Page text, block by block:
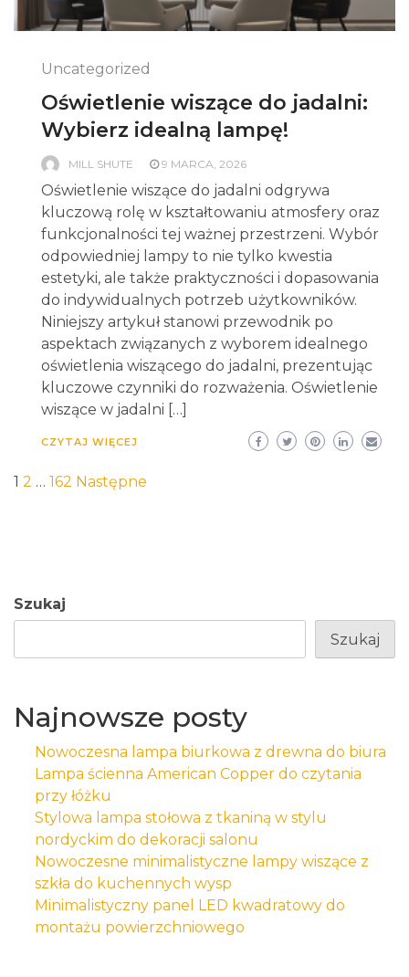
Uncategorized
Oświetlenie wiszące do jadalni:
Wybierz idealną lampę!
MILL SHUTE 9 MARCA, 2026
Oświetlenie wiszące do jadalni odgrywa
kluczową rolę w kształtowaniu atmosfery oraz
funkcjonalności tej ważnej przestrzeni. Wybór
odpowiedniej lampy to nie tylko kwestia
estetyki, ale także praktyczności i dopasowania
do indywidualnych potrzeb użytkowników.
Niniejszy artykuł stanowi przewodnik po
aspektach związanych z wyborem idealnego
oświetlenia wiszącego do jadalni, prezentując
kluczowe czynniki do rozważenia. Oświetlenie
wiszące w jadalni […]
CZYTAJ WIĘCEJ
Stronicowanie
1 2 … 162 Następne
Szukaj
Szukaj
Najnowsze posty
Nowoczesna lampa biurkowa z drewna do biura
Lampa ścienna American Copper do czytania
przy łóżku
Stylowa lampa stołowa z tkaniną w stylu
nordyckim do dekoracji salonu
Nowoczesne minimalistyczne lampy wiszące z
szkła do kuchennych wysp
Minimalistyczny panel LED kwadratowy do
montażu powierzchniowego